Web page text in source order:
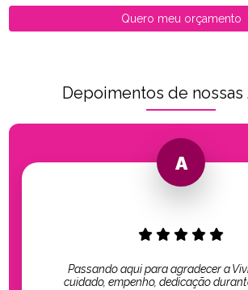
Quero meu orçamento
Depoimentos de nossas
Passando aqui para agradecer a
cuidado, empenho, dedicação